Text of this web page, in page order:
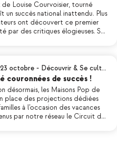
Louise Courvoisier, tourné
un succès national inattendu. Plus
ont découvert ce premier
par des critiques élogieuses. S…
octobre - Découvrir & Se cult…
couronnées de succès !
désormais, les Maisons Pop de
place des projections dédiées
à l’occasion des vacances
par notre réseau le Circuit d…